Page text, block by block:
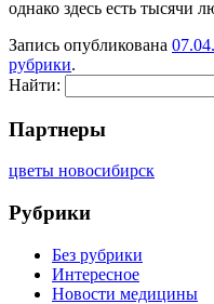
однако здесь есть тысячи
Запись опубликована
рубрики.
Найти:
Партнеры
цветы новосибирск
Рубрики
Без рубрики
Интересное
Новости медицины